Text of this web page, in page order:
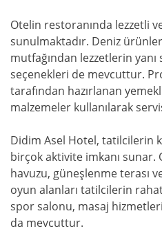
Otelin restoranında lezzetli
sunulmaktadır. Deniz
mutfağından lezzetlerin
seçenekleri de mevcuttur.
tarafından hazırlanan
malzemeler kullanılarak
Didim Asel Hotel, tatilcilerin
birçok aktivite imkanı sunar.
havuzu, güneşlenme terası
oyun alanları tatilcilerin
spor salonu, masaj
da mevcuttur.